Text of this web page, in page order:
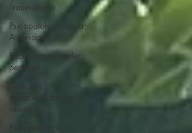
Traumatismo
Psicopatología de la
Autoridad
Recuperar su poder
personal